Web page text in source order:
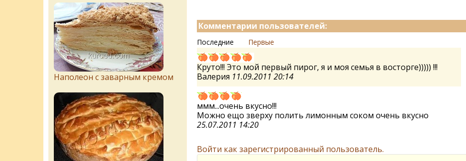
Комментарии пользователей:
Последние Первые
Круто!!! Это мой первый пирог, я и моя семья в восторге))))) !!!
Валерия 11.09.2011 20:14
ммм...очень вкусно!!!
Можно ещо зверху полить лимонным соком очень вкусно
25.07.2011 14:20
Войти как зарегистрированный пользователь.
Наполеон с заварным кремом